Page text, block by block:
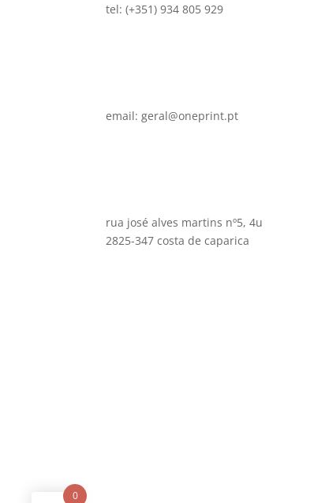
tel: (+351) 934 805 929
email: geral@oneprint.pt
rua josé alves martins nº5, 4u
2825-347 costa de caparica
0